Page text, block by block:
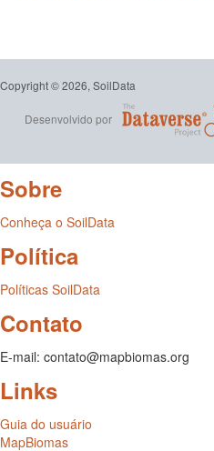
Copyright © 2026, SoilData
Desenvolvido por
Sobre
Conheça o SoilData
Política
Políticas SoilData
Contato
E-mail: contato@mapbiomas.org
Links
Guia do usuário
MapBiomas